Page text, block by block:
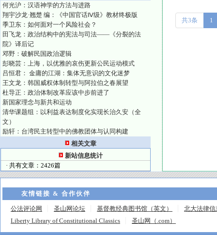
何光沪：汉语神学的方法与进路
翔宇沙龙·翘楚 编：《中国官话Ⅳ级》教材终极版
季卫东：如何面对一个风险社会？
田飞龙：政治结构中的宪法与司法——《分裂的法
院》译后记
邓野：破解民国政治逻辑
彭晓芸：上海，以优雅的哀伤更新公民运动模式
吕恒君： 金庸的江湖：集体无意识的文化迷梦
王文龙：韩国威权体制转型与阿拉伯之春展望
杜导正：政治体制改革应该中步前进了
新国家理念与新共和运动
清华课题组：以利益表达制度化实现长治久安（全
文）
励轩：台湾民主转型中的佛教团体与认同构建
相关文章
新站信息统计
· 共有文章：2426篇
共3条 1
友情链接 & 合作伙伴
公法评论网 圣山网论坛 基督教经典图书馆（英文）
北大法律信
Liberty Library of Constitutional Classics
圣山网（.com）